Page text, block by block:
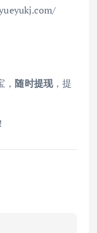
，随时提现，提